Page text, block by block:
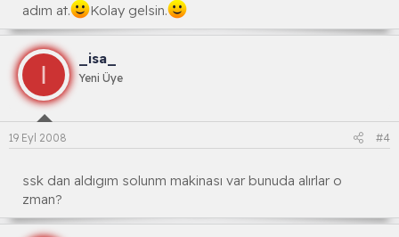
adım at.
Kolay gelsin.
I
_isa_
Yeni Üye
19 Eyl 2008 #4
ssk dan aldıgım solunm makinası var bunuda alırlar o
zman?